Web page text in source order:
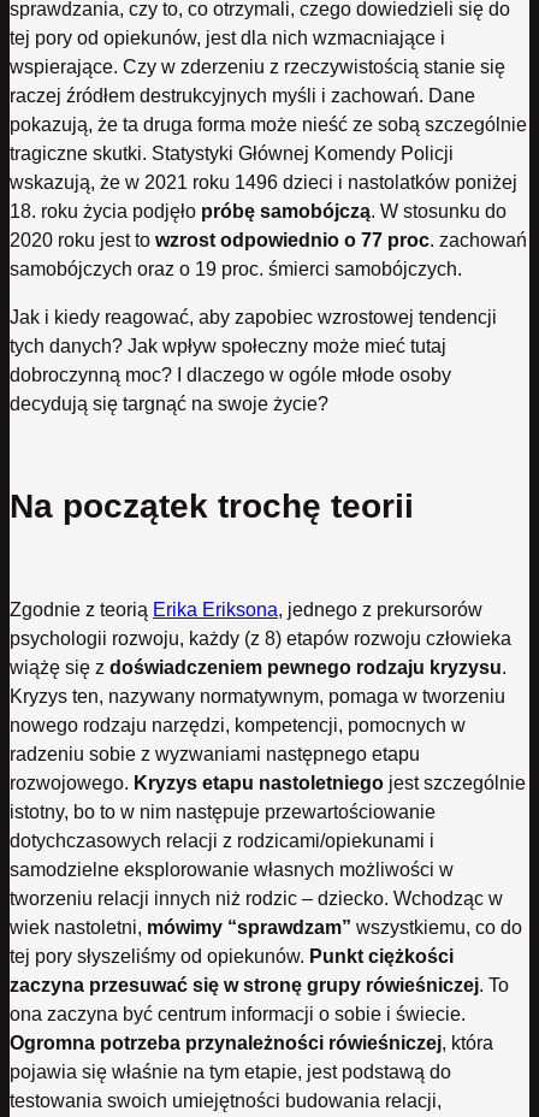
sprawdzania, czy to, co otrzymali, czego dowiedzieli się do
tej pory od opiekunów, jest dla nich wzmacniające i
wspierające. Czy w zderzeniu z rzeczywistością stanie się
raczej źródłem destrukcyjnych myśli i zachowań. Dane
pokazują, że ta druga forma może nieść ze sobą szczególnie
tragiczne skutki. Statystyki Głównej Komendy Policji
wskazują, że w 2021 roku 1496 dzieci i nastolatków poniżej
18. roku życia podjęło próbę samobójczą. W stosunku do
2020 roku jest to wzrost odpowiednio o 77 proc. zachowań
samobójczych oraz o 19 proc. śmierci samobójczych.
Jak i kiedy reagować, aby zapobiec wzrostowej tendencji
tych danych? Jak wpływ społeczny może mieć tutaj
dobroczynną moc? I dlaczego w ogóle młode osoby
decydują się targnąć na swoje życie?
Na początek trochę teorii
Zgodnie z teorią Erika Eriksona, jednego z prekursorów
psychologii rozwoju, każdy (z 8) etapów rozwoju człowieka
wiążę się z doświadczeniem pewnego rodzaju kryzysu.
Kryzys ten, nazywany normatywnym, pomaga w tworzeniu
nowego rodzaju narzędzi, kompetencji, pomocnych w
radzeniu sobie z wyzwaniami następnego etapu
rozwojowego. Kryzys etapu nastoletniego jest szczególnie
istotny, bo to w nim następuje przewartościowanie
dotychczasowych relacji z rodzicami/opiekunami i
samodzielne eksplorowanie własnych możliwości w
tworzeniu relacji innych niż rodzic – dziecko. Wchodząc w
wiek nastoletni, mówimy “sprawdzam” wszystkiemu, co do
tej pory słyszeliśmy od opiekunów. Punkt ciężkości
zaczyna przesuwać się w stronę grupy rówieśniczej. To
ona zaczyna być centrum informacji o sobie i świecie.
Ogromna potrzeba przynależności rówieśniczej, która
pojawia się właśnie na tym etapie, jest podstawą do
testowania swoich umiejętności budowania relacji,